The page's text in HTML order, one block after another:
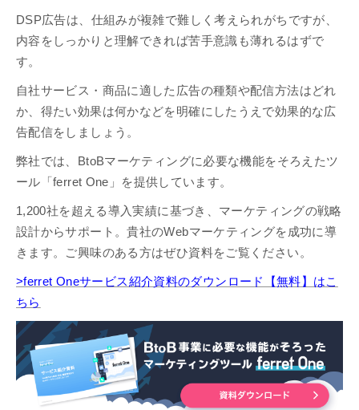
DSP広告は、仕組みが複雑で難しく考えられがちですが、
内容をしっかりと理解できれば苦手意識も薄れるはずで
す。
自社サービス・商品に適した広告の種類や配信方法はどれ
か、得たい効果は何かなどを明確にしたうえで効果的な広
告配信をしましょう。
弊社では、BtoBマーケティングに必要な機能をそろえたツ
ール「ferret One」を提供しています。
1,200社を超える導入実績に基づき、マーケティングの戦略
設計からサポート。貴社のWebマーケティングを成功に導
きます。ご興味のある方はぜひ資料をご覧ください。
>ferret Oneサービス紹介資料のダウンロード【無料】はこ
ちら